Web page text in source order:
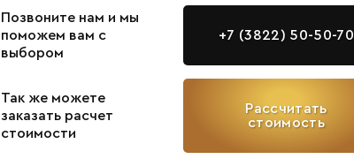
Позвоните нам и мы
поможем вам с
выбором
+7 (3822) 50-50-70
Так же можете
заказать расчет
стоимости
Рассчитать
стоимость